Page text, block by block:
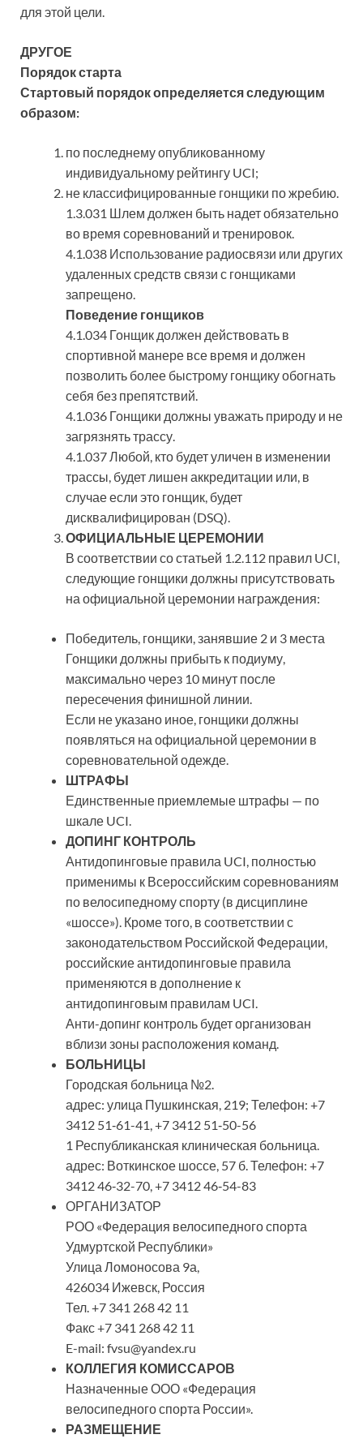
для этой цели.
ДРУГОЕ
Порядок старта
Стартовый порядок определяется следующим
образом:
по последнему опубликованному
индивидуальному рейтингу UCI;
не классифицированные гонщики по жребию.
1.3.031 Шлем должен быть надет обязательно
во время соревнований и тренировок.
4.1.038 Использование радиосвязи или других
удаленных средств связи с гонщиками
запрещено.
Поведение гонщиков
4.1.034 Гонщик должен действовать в
спортивной манере все время и должен
позволить более быстрому гонщику обогнать
себя без препятствий.
4.1.036 Гонщики должны уважать природу и не
загрязнять трассу.
4.1.037 Любой, кто будет уличен в изменении
трассы, будет лишен аккредитации или, в
случае если это гонщик, будет
дисквалифицирован (DSQ).
ОФИЦИАЛЬНЫЕ ЦЕРЕМОНИИ
В соответствии со статьей 1.2.112 правил UCI,
следующие гонщики должны присутствовать
на официальной церемонии награждения:
Победитель, гонщики, занявшие 2 и 3 места
Гонщики должны прибыть к подиуму,
максимально через 10 минут после
пересечения финишной линии.
Если не указано иное, гонщики должны
появляться на официальной церемонии в
соревновательной одежде.
ШТРАФЫ
Единственные приемлемые штрафы — по
шкале UCI.
ДОПИНГ КОНТРОЛЬ
Антидопинговые правила UCI, полностью
применимы к Всероссийским соревнованиям
по велосипедному спорту (в дисциплине
«шоссе»). Кроме того, в соответствии с
законодательством Российской Федерации,
российские антидопинговые правила
применяются в дополнение к
антидопинговым правилам UCI.
Анти-допинг контроль будет организован
вблизи зоны расположения команд.
БОЛЬНИЦЫ
Городская больница №2.
адрес: улица Пушкинская, 219; Телефон: +7
3412 51‑61-41, +7 3412 51‑50-56
1 Республиканская клиническая больница.
адрес: Воткинское шоссе, 57 б. Телефон: +7
3412 46‑32-70, +7 3412 46‑54-83
ОРГАНИЗАТОР
РОО «Федерация велосипедного спорта
Удмуртской Республики»
Улица Ломоносова 9а,
426034 Ижевск, Россия
Тел. +7 341 268 42 11
Факс +7 341 268 42 11
E-mail: fvsu@yandex.ru
КОЛЛЕГИЯ КОМИССАРОВ
Назначенные ООО «Федерация
велосипедного спорта России».
РАЗМЕЩЕНИЕ